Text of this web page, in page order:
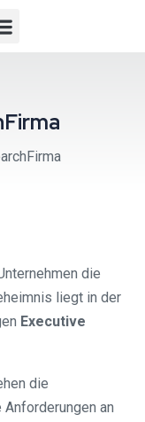
die
liegt in der
Executive
die
an